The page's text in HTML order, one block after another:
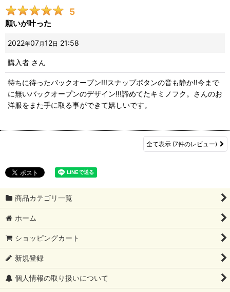
5
願いが叶った
2022年07月12日 21:58
購入者 さん
待ちに待ったバックオープン!!!スナップボタンの音も静か!!今まで
に無いバックオープンのデザイン!!!諦めてたキミノフク。さんのお
洋服をまた手に取る事ができて嬉しいです。
全て表示 (7件のレビュー)
商品カテゴリ一覧
ホーム
ショッピングカート
新規登録
個人情報の取り扱いについて